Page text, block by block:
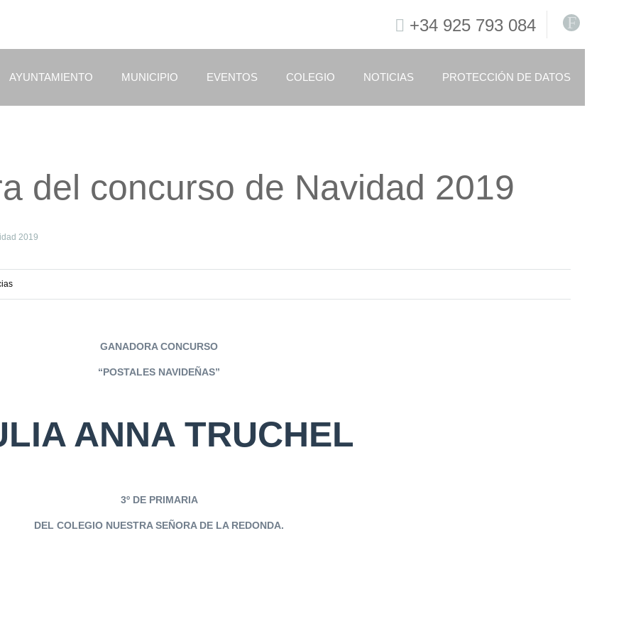
F
+34 925 793 084
AYUNTAMIENTO MUNICIPIO EVENTOS COLEGIO NOTICIAS PROTECCIÓN DE DATOS
del concurso de Navidad 2019
2019
GANADORA CONCURSO
“POSTALES NAVIDEÑAS”
ANNA TRUCHEL
3º DE PRIMARIA
DEL COLEGIO NUESTRA SEÑORA DE LA REDONDA.